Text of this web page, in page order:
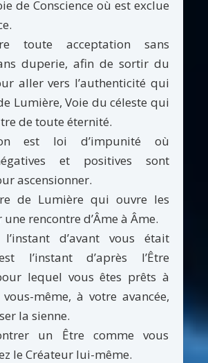
de Conscience où est exclue
toute acceptation sans
duperie, afin de sortir du
aller vers l’authenticité qui
Lumière, Voie du céleste qui
de toute éternité.
est loi d’impunité où
et positives sont
ascensionner.
de Lumière qui ouvre les
rencontre d’Âme à Âme.
d’avant vous était
l’instant d’après l’Être
lequel vous êtes prêts à
même, à votre avancée,
la sienne.
un Être comme vous
le Créateur lui-même.